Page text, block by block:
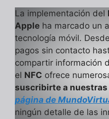
La implementación del
Apple ha marcado un
tecnología móvil.
pagos sin contacto
compartir información
el NFC ofrece
suscribirte a nuestras
página de
ningún detalle de las